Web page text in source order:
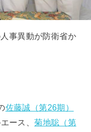
事異動が防衛省か
佐藤誠（第26期）
ース、菊地聡（第